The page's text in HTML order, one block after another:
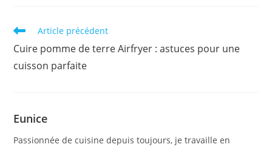
gourmands, rapides et sans contraintes.
Read
articles
Article précédent
Cuire pomme de terre Airfryer : astuces pour une
cuisson parfaite
Eunice
Passionnée de cuisine depuis toujours, je travaille en